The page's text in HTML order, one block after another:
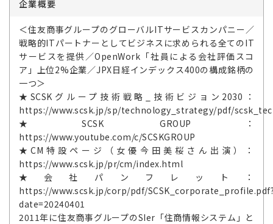
企業概要
＜住友商事グループのグローバルITサービスカンパニー／
戦略的ITパートナーとしてビジネスに求められる全てのIT
サービスを提供／OpenWork「社員による会社評価スコ
ア」上位2%企業／JPX日経インデックス400の構成銘柄の
一つ＞
★SCSKグループ技術戦略_技術ビジョン2030：
https://www.scsk.jp/sp/technology_strategy/pdf/
★SCSK GROUP：
https://www.youtube.com/c/SCSKGROUP
★CM特設ページ（女優今田美桜さん出演）：
https://www.scsk.jp/pr/cm/index.html
★会社パンフレット：
https://www.scsk.jp/corp/pdf/
date=20240401
2011年に住友商事グループのSIer「住商情報システム」と